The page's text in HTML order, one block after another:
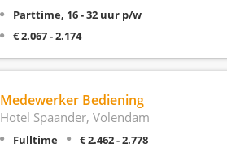
Parttime, 16 - 32 uur p/w
€ 2.067 - 2.174
Medewerker Bediening
Hotel Spaander, Volendam
Fulltime € 2.462 - 2.778